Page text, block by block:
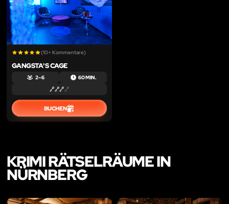
(10+ Kommentare)
GANGSTA'S CAGE
2 – 6 60 MIN.
BUCHEN
KRIMI RÄTSELRÄUME IN
NÜRNBERG